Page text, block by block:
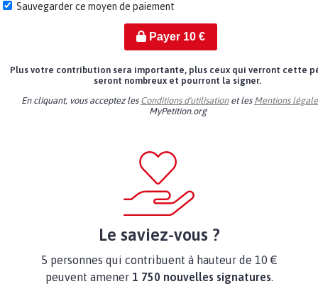
Sauvegarder ce moyen de paiement
Payer 10€
Plus votre contribution sera importante, plus ceux qui verront cette
seront nombreux et pourront la signer.
En cliquant, vous acceptez les Conditions d'utilisationet les Mentions
MyPetition.org
Le saviez-vous ?
5 personnes qui contribuent à hauteur de 10 €
peuvent amener 1 750 nouvelles signatures.